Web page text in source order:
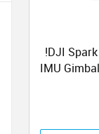
!DJI
IMU